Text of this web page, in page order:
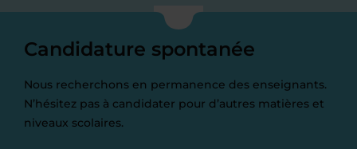
Candidature spontanée
Nous recherchons en permanence des enseignants.
N’hésitez pas à candidater pour d’autres matières et
niveaux scolaires.